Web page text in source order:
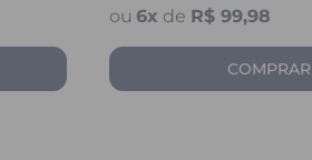
6x de R$ 99,98
COMPRAR